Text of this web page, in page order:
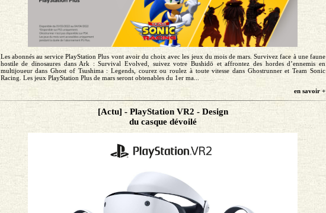
Les abonnés au service PlayStation Plus vont avoir du choix avec les jeux du mois de mars. Survivez face à une faune
hostile de dinosaures dans Ark : Survival Evolved, suivez votre Bushidō et affrontez des hordes d’ennemis en
multijoueur dans Ghost of Tsushima : Legends, courez ou roulez à toute vitesse dans Ghostrunner et Team Sonic
Racing. Les jeux PlayStation Plus de mars seront obtenables du 1er ma...
en savoir +
[Actu] - PlayStation VR2 - Design
du casque dévoilé